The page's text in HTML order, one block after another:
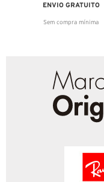
ENVIO GRATUITO
Sem compra mínima